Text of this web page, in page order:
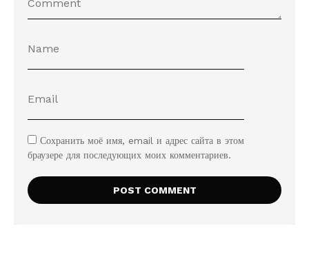
Сохранить моё имя, email и адрес сайта в этом
браузере для последующих моих комментариев.